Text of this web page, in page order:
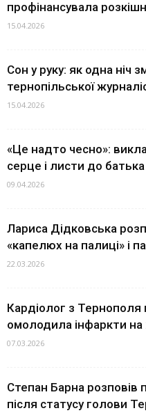
профінансувала
15.04.2026
Сон у руку: як одна ніч
тернопільської
15.04.2026
«Це надто чесно»:
серце і листи до батька
09.04.2026
Лариса Дідковська
«капелюх на палиці» і
22.03.2026
Кардіолог з Тернополя
омолодила інфаркти на
07.03.2026
Степан Барна розповів
після статусу голови